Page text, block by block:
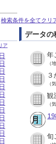
検索条件を全てクリ
ア
データの
年
（
（
観
（
旬